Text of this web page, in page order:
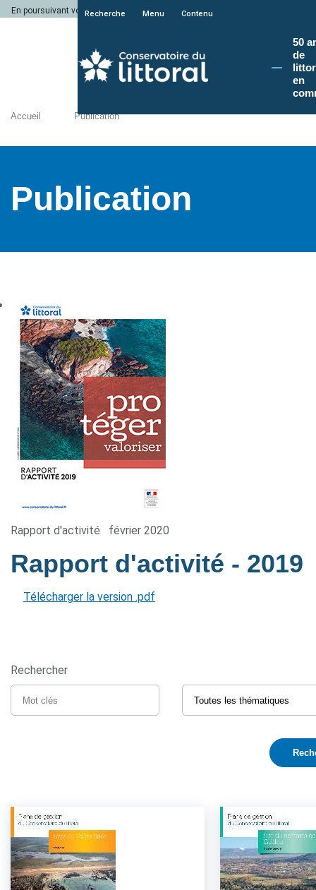
En poursuivant votre navigation sur le site du Conservatoire du littoral, vous
Recherche Menu Contenu
50
de
en
Accueil Publication
Publication
Rapport d'activité février 2020
Rapport d'activité - 2019
Télécharger la version .pdf
Rechercher